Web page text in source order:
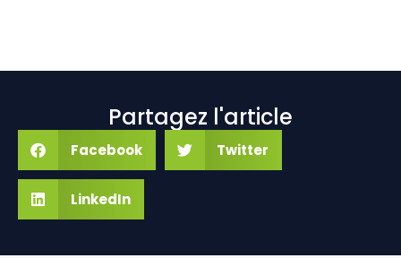
Partagez l'article
Facebook Twitter
LinkedIn